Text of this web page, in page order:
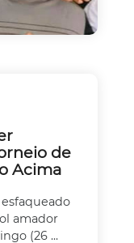
de
Acima
amador
(26 ...